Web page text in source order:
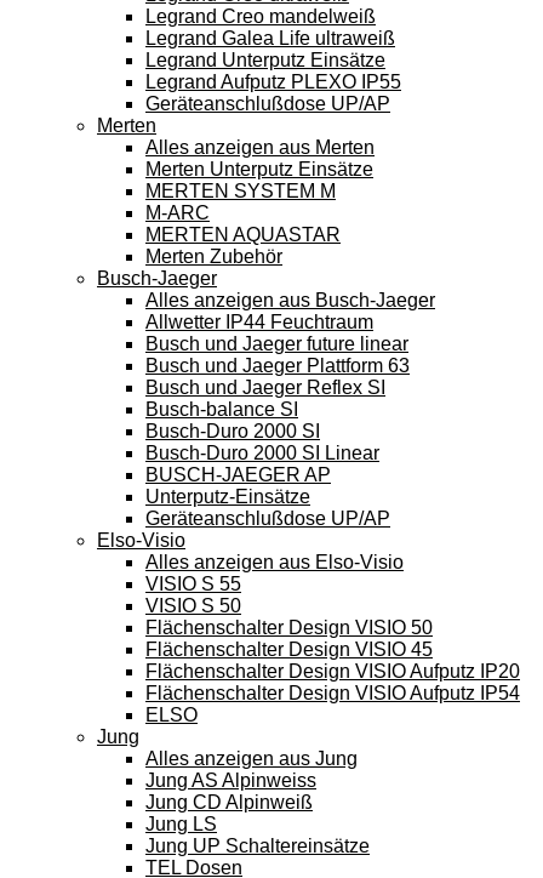
Legrand Creo mandelweiß
Legrand Galea Life ultraweiß
Legrand Unterputz Einsätze
Legrand Aufputz PLEXO IP55
Geräteanschlußdose UP/AP
Merten
Alles anzeigen aus Merten
Merten Unterputz Einsätze
MERTEN SYSTEM M
M-ARC
MERTEN AQUASTAR
Merten Zubehör
Busch-Jaeger
Alles anzeigen aus Busch-Jaeger
Allwetter IP44 Feuchtraum
Busch und Jaeger future linear
Busch und Jaeger Plattform 63
Busch und Jaeger Reflex SI
Busch-balance SI
Busch-Duro 2000 SI
Busch-Duro 2000 SI Linear
BUSCH-JAEGER AP
Unterputz-Einsätze
Geräteanschlußdose UP/AP
Elso-Visio
Alles anzeigen aus Elso-Visio
VISIO S 55
VISIO S 50
Flächenschalter Design VISIO 50
Flächenschalter Design VISIO 45
Flächenschalter Design VISIO Aufputz IP20
Flächenschalter Design VISIO Aufputz IP54
ELSO
Jung
Alles anzeigen aus Jung
Jung AS Alpinweiss
Jung CD Alpinweiß
Jung LS
Jung UP Schaltereinsätze
TEL Dosen